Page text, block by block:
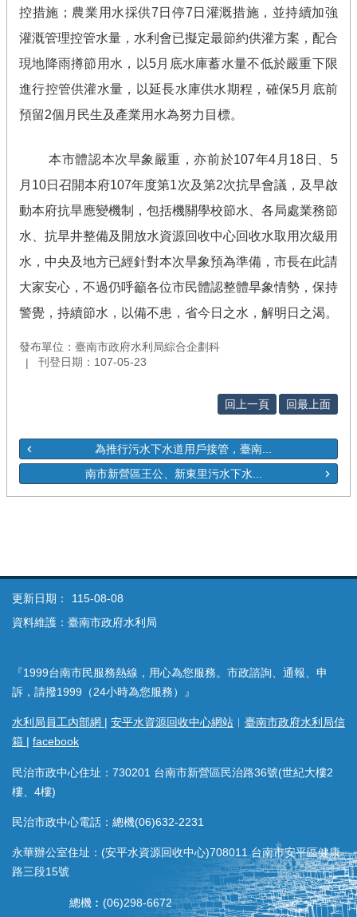
控措施；農業用水採供7 日停7 日灌溉措施，並持續加強
灌溉管理控管水量，水利會已擬定最節約供灌方案，配合
現地降雨撙節用水，以5月底水庫蓄水量不低於嚴重下限
進行控管供灌水量，以延長水庫供水期程，確保5月底前
預留2個月民生及產業用水為努力目標。
本市體認本次旱象嚴重，亦前於107年4 月 18 日、5
月 10日召開本府107年度第1次及第2次抗旱會議，及早啟
動本府抗旱應變機制，包括機關學校節水、各局處業務節
水、抗旱井整備及開放水資源回收中心回收水取用次級用
水，中央及地方已經針對本次旱象預為準備，市長在此請
大家安心，不過仍呼籲各位市民體認整體旱象情勢，保持
警覺，持續節水，以備不患，省今日之水，解明日之渴。
發布單位：臺南市政府水利局綜合企劃科
刊登日期：107-05-23
回上一頁 回最上面
為推行污水下水道用戶接管，臺南...
南市新營區王公、新東里污水下水...
更新日期：
115-08-08
資料維護：臺南市政府水利局
『1999台南市民服務熱線，用心為您服務。市政諮詢、通報、申
訴，請撥1999（24小時為您服務）』
水利局員工內部網 | 安平水資源回收中心網站 ︱ 臺南市政府水利局信
箱 | facebook
民治市政中心住址：730201 台南市新營區民治路36號(世紀大樓2
樓、4樓)
民治市政中心電話：總機(06)632-2231
永華辦公室住址：(安平水資源回收中心)708011 台南市安平區健康
路三段15號
總機︰(06)298-6672